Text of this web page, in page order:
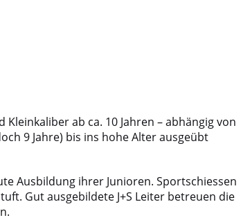
ab ca. 10 Jahren – abhängig von
9 Jahre) bis ins hohe Alter ausgeübt
Ausbildung ihrer Junioren. Sportschiessen
Gut ausgebildete J+S Leiter betreuen die